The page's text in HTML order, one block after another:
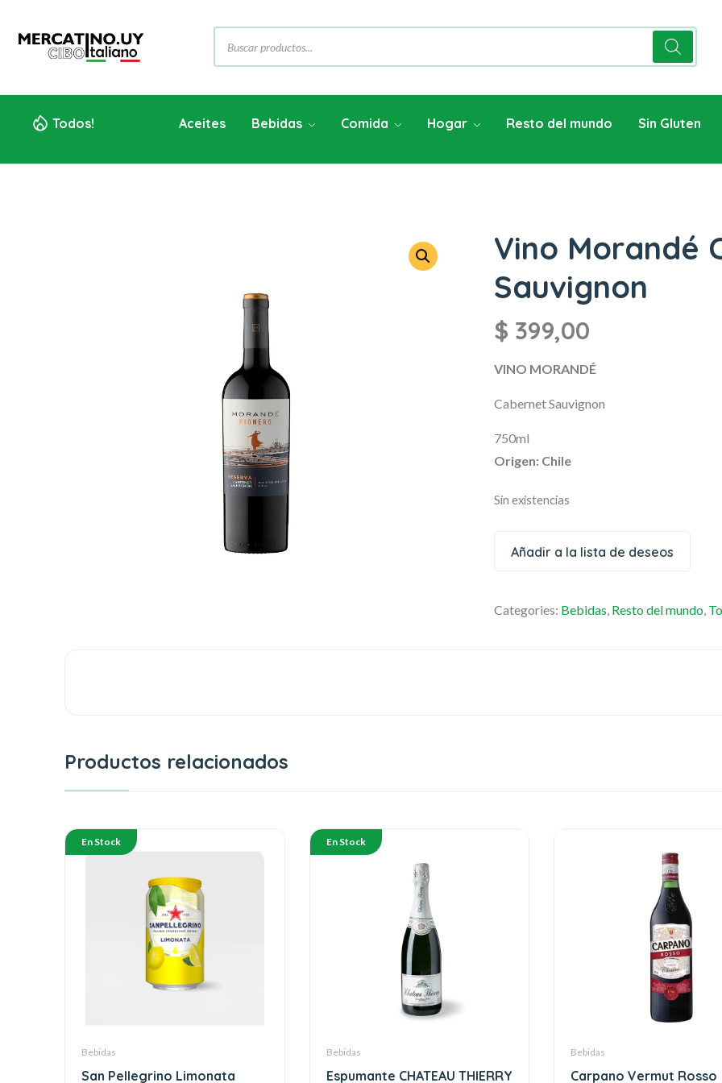
Todos! Aceites Bebidas Comida Hogar Resto del mundo Sin Gluten
Vino Morandé
Sauvignon
$ 399,00
VINO MORANDÉ
Cabernet Sauvignon
750ml
Origen: Chile
Sin existencias
Añadir a la lista de deseos
Categories: Bebidas Resto del mundo
Productos relacionados
En Stock
Bebidas
San Pellegrino Limonata
En Stock
Bebidas
Espumante CHATEAU THIERRY
Bebidas
Carpano Vermut Rosso